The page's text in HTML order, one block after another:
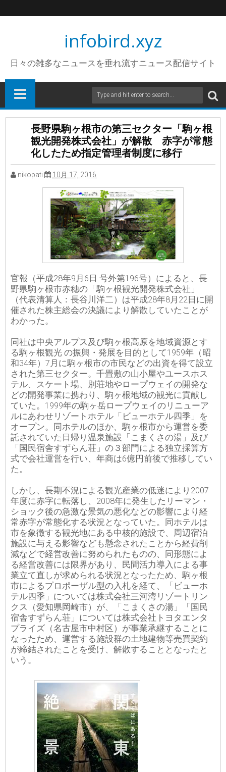
infobird.xyz
日々の雑多なニュースを垂れ流すニュース配信サイト
長野県駒ヶ根市の第三セクター「駒ヶ根
観光開発株式会社」が解散 赤字が常態
化したため指定管理者制度に移行
nikopati 10月 17, 2016
官報（平成28年9月6日 号外第196号）によると、長
野県駒ヶ根市赤穗の「駒ヶ根観光開発株式会社」
（代表清算人：長谷川洋二）は平成28年8月22日に開
催された株主総会の決議により解散していたことが
わかった。
同社は中央アルプス及び駒ヶ根高原を地域資源とす
る駒ヶ根観光 の振興・発展を目的として1959年（昭
和34年）7月に駒ヶ根市の市民などの出資を得て設立
された第三セクター。千畳敷の山小屋やユースホス
テル、スケート場、別荘地やロープウェイの開発な
どの開発事業に携わり、駒ヶ根地域の観光に貢献し
ていた。1999年の駒ヶ岳ロープウェイのリニューア
ルにあわせリゾートホテル「ビューホテル四季」を
オープン。同ホテルのほか、駒ヶ根市から運営を委
託されていた日帰り温泉施設「こまくさの湯」及び
「国民宿舎すずらん荘」の３部門による独立採算方
式で会社運営を行い、年商は6億円前後で推移してい
た。
しかし、長期不況による観光産業の低迷により2007
年度に赤字に転落し、2008年に発生したリーマン・
ショック後の急激な景気の悪化などの影響により経
常赤字が常態化する状況となっていた。同ホテルは
市を象徴する観光地にある中核的施設で、周辺宿泊
施設に与える影響なども懸念されたことから経費削
減などで経営改善に努められたものの、同形態によ
る経営改善には限界があり、民間活力導入による事
業立て直しが求められる状況となったため、駒ヶ根
市によるプロポーザル型の入札を経て、「ビューホ
テル四季」については株式会社三河湾リゾートリン
クス（愛知県岡崎市）が、「こまくさの湯」「国民
宿舎すずらん荘」については株式会社トヨタエンタ
プライズ（名古屋市中村区）が事業承継することに
なったため、運営する施設群の土地建物等売買契約
が締結されたことを受け、解散することとなったと
いう。